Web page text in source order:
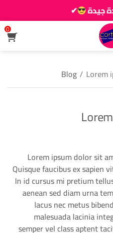
جيدة
✔
حوالك
0
Blog / Lorem
Lorem ipsum dolor sit
Quisque faucibus ex sapien
In id cursus mi pretium
aenean sed diam urna
lacus nec metus
malesuada lacinia
semper vel class aptent